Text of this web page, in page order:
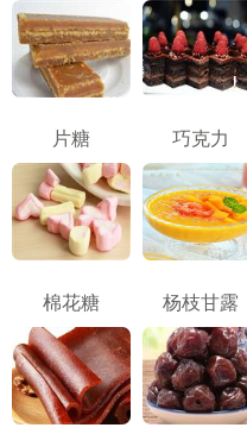
片糖 巧克力
棉花糖 杨枝甘露